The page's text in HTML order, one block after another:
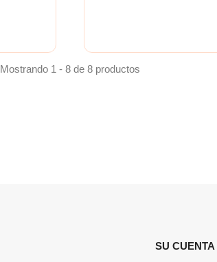
Mostrando 1 - 8 de 8 productos
SU CUENTA